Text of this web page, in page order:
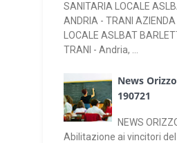
SANITARIA LOCALE
ANDRIA - TRANI
LOCALE ASLBAT
TRANI - Andria, ...
News
190721
NEWS
Abilitazione ai vincitori